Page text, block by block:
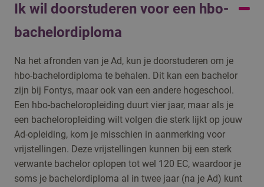
Ik wil doorstuderen voor een hbo-
bachelordiploma
Na het afronden van je Ad, kun je doorstuderen om je
hbo-bachelordiploma te behalen. Dit kan een bachelor
zijn bij Fontys, maar ook van een andere hogeschool.
Een hbo-bacheloropleiding duurt vier jaar, maar als je
een bacheloropleiding wilt volgen die sterk lijkt op jouw
Ad-opleiding, kom je misschien in aanmerking voor
vrijstellingen. Deze vrijstellingen kunnen bij een sterk
verwante bachelor oplopen tot wel 120 EC, waardoor je
soms je bachelordiploma al in twee jaar (na je Ad) kunt